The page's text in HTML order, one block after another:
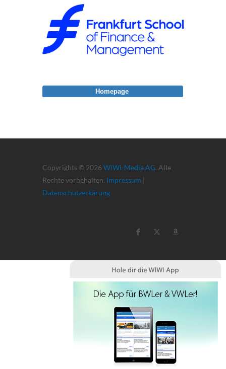
Copyrights © 2026 WiWi-Media AG. Alle
Rechte vorbehalten. Impressum |
Datenschutzerkärung
Homepage